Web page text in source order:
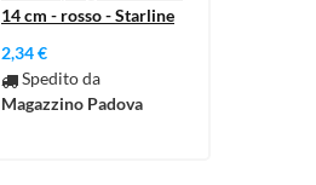
14 cm - rosso - Starline
2,34 €
Spedito da
Magazzino Padova